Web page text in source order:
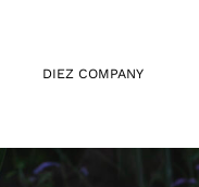
DIEZ COMPANY